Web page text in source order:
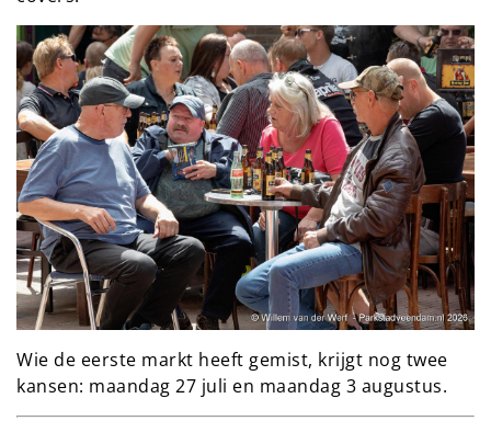
Wie de eerste markt heeft gemist, krijgt nog twee
kansen: maandag 27 juli en maandag 3 augustus.